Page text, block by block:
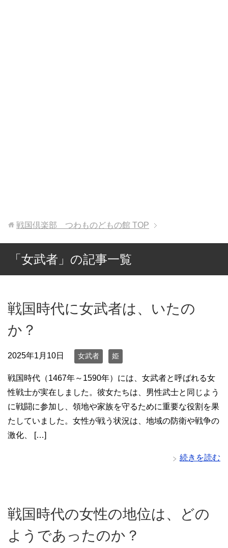
戦国倶楽部 つわものどもの館 TOP
「女武者」の記事一覧
戦国時代に女武者は、いたの
か？
2025年1月10日 女武者 姫
戦国時代（1467年～1590年）には、女武者と呼ばれる女
性戦士が実在しました。彼女たちは、男性武士と同じよう
に戦闘に参加し、領地や家族を守るために重要な役割を果
たしていました。女性が戦う状況は、地域の防衛や戦争の
激化、 […]
続きを読む
戦国時代の女性の地位は、どの
ようであったのか？